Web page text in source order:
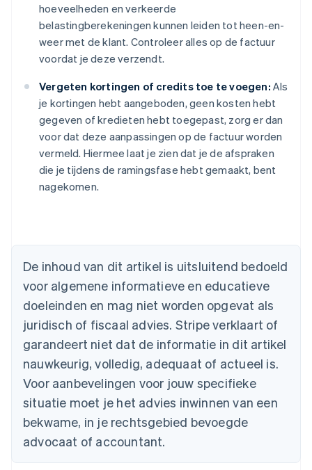
hoeveelheden en verkeerde
belastingberekeningen kunnen leiden tot heen-en-
weer met de klant. Controleer alles op de factuur
voordat je deze verzendt.
Vergeten kortingen of credits toe te voegen: Als
je kortingen hebt aangeboden, geen kosten hebt
gegeven of kredieten hebt toegepast, zorg er dan
voor dat deze aanpassingen op de factuur worden
vermeld. Hiermee laat je zien dat je de afspraken
die je tijdens de ramingsfase hebt gemaakt, bent
nagekomen.
De inhoud van dit artikel is uitsluitend bedoeld
voor algemene informatieve en educatieve
doeleinden en mag niet worden opgevat als
juridisch of fiscaal advies. Stripe verklaart of
garandeert niet dat de informatie in dit artikel
nauwkeurig, volledig, adequaat of actueel is.
Voor aanbevelingen voor jouw specifieke
situatie moet je het advies inwinnen van een
bekwame, in je rechtsgebied bevoegde
advocaat of accountant.
België
Brazilië
PortuguêsEnglish
Bulgarije
English
Canada
English Français
Cyprus
English
Denemarken
Duitsland
DeutschEnglish
Estland
English
Finland